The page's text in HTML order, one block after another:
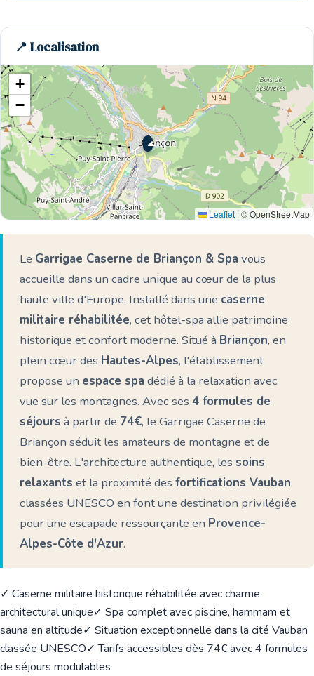
📍 Localisation
🌊 Ici
+
−
Leaflet | © OpenStreetMap
Le Garrigae Caserne de Briançon & Spa vous
accueille dans un cadre unique au cœur de la plus
haute ville d'Europe. Installé dans une caserne
militaire réhabilitée, cet hôtel-spa allie patrimoine
historique et confort moderne. Situé à Briançon, en
plein cœur des Hautes-Alpes, l'établissement
propose un espace spa dédié à la relaxation avec
vue sur les montagnes. Avec ses 4 formules de
séjours à partir de 74€, le Garrigae Caserne de
Briançon séduit les amateurs de montagne et de
bien-être. L'architecture authentique, les soins
relaxants et la proximité des fortifications Vauban
classées UNESCO en font une destination privilégiée
pour une escapade ressourçante en Provence-
Alpes-Côte d'Azur.
✓ Caserne militaire historique réhabilitée avec charme
architectural unique✓ Spa complet avec piscine, hammam et
sauna en altitude✓ Situation exceptionnelle dans la cité Vauban
classée UNESCO✓ Tarifs accessibles dès 74€ avec 4 formules
de séjours modulables